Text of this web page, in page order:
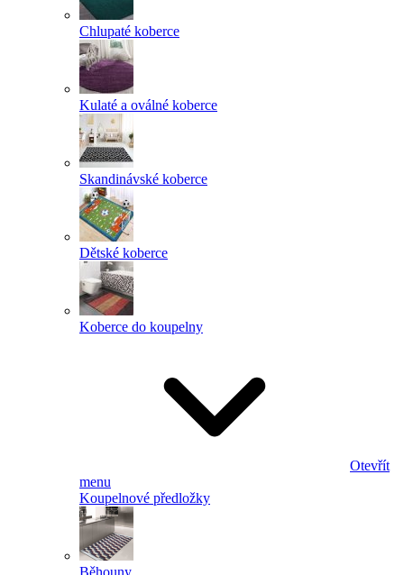
Chlupaté koberce
Kulaté a oválné koberce
Skandinávské koberce
Dětské koberce
Koberce do koupelny
Otevřít
menu
Koupelnové předložky
Běhouny